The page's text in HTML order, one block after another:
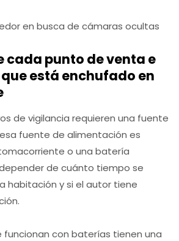
cada punto de venta e
está enchufado en
de vigilancia requieren una fuente
fuente de alimentación es
o una batería
de cuánto tiempo se
habitación y si el autor tiene
funcionan con baterías tienen una